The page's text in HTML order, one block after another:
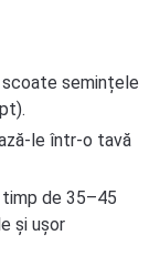
semințele
le într-o tavă
de 35–45
și ușor